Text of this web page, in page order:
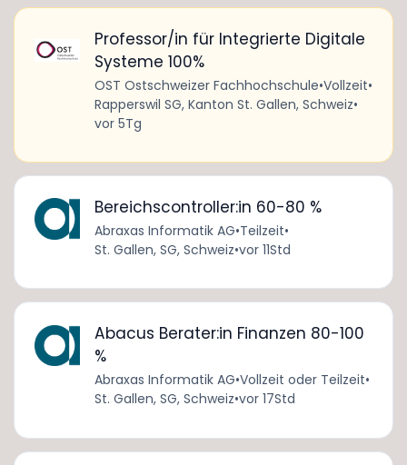
Professor/in für Integrierte Digitale
Systeme 100%
OST Ostschweizer Fachhochschule•Vollzeit•
Rapperswil SG, Kanton St. Gallen, Schweiz•
vor 5Tg
Bereichscontroller:in 60-80 %
Abraxas Informatik AG•Teilzeit•
St. Gallen, SG, Schweiz•vor 11Std
Abacus Berater:in Finanzen 80-100
%
Abraxas Informatik AG•Vollzeit oder Teilzeit•
St. Gallen, SG, Schweiz•vor 17Std